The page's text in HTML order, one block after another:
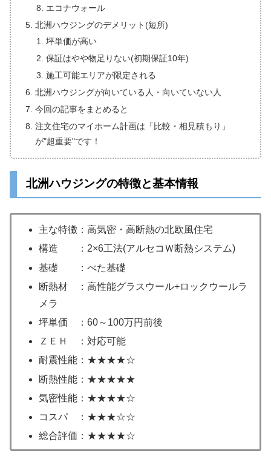
エコナウォール
北洲ハウジングのデメリット(短所)
坪単価が高い
保証はやや物足りない(初期保証10年)
施工可能エリアが限定される
北洲ハウジングが向いている人・向いていない人
今回の記事をまとめると
注文住宅のマイホーム計画は「比較・相見積もり」
が"超重要"です！
北洲ハウジングの特徴と基本情報
主な特徴：高気密・高断熱の北欧風住宅
構造 ：2×6工法(アルセコＷ断熱システム)
基礎 ：べた基礎
断熱材 ：高性能グラスウール+ロックウールラ
メラ
坪単価 ：60～100万円前後
ＺＥＨ ：対応可能
耐震性能：★★★★☆
断熱性能：★★★★★
気密性能：★★★★☆
コスパ ：★★★☆☆
総合評価：★★★★☆